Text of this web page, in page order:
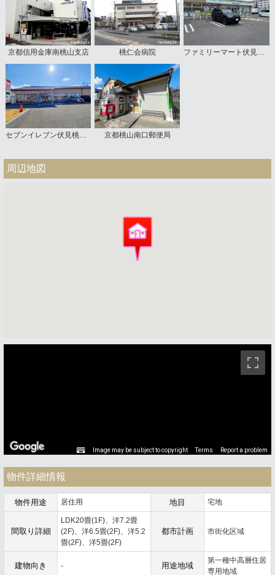
京都信用金庫南桃山支店 桃仁会病院 ファミリーマート伏見桃山南店
京都桃山南口郵便局
周辺地図
Image may be subject to copyright Terms Report a problem
物件詳細情報
物件用途 居住用 地目 宅地
間取り詳細
LDK20畳(1F)、洋7.2畳
(2F)、洋6.5畳(2F)、洋5.2
畳(2F)、洋5畳(2F)
都市計画 市街化区域
建物向き - 用途地域
第一種中高層住居
専用地域